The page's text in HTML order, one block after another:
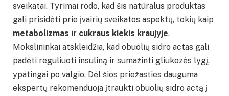
sveikatai. Tyrimai rodo, kad šis natūralus produktas
gali prisidėti prie įvairių sveikatos aspektų, tokių kaip
metabolizmas ir cukraus kiekis kraujyje.
Mokslininkai atskleidžia, kad obuolių sidro actas gali
padėti reguliuoti insuliną ir sumažinti gliukozės lygį,
ypatingai po valgio. Dėl šios priežasties dauguma
ekspertų rekomenduoja įtraukti obuolių sidro actą į